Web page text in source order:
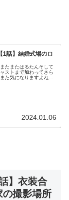
1話】結婚式場のロ
たまたはるたんそして
ストまで加わってさら
た気になりますよね＾
2024.01.06
】衣装合
の撮影場所